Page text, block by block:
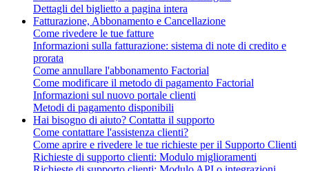
Dettagli del biglietto a pagina intera
Fatturazione, Abbonamento e Cancellazione
Come rivedere le tue fatture
Informazioni sulla fatturazione: sistema di note di credito e
prorata
Come annullare l'abbonamento Factorial
Come modificare il metodo di pagamento Factorial
Informazioni sul nuovo portale clienti
Metodi di pagamento disponibili
Hai bisogno di aiuto? Contatta il supporto
Come contattare l'assistenza clienti?
Come aprire e rivedere le tue richieste per il Supporto Clienti
Richieste di supporto clienti: Modulo miglioramenti